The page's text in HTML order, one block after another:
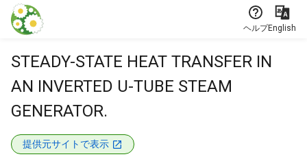
本文に飛ぶ
ヘルプEnglish
STEADY-STATE HEAT TRANSFER IN
AN INVERTED U-TUBE STEAM
GENERATOR.
提供元サイトで表示